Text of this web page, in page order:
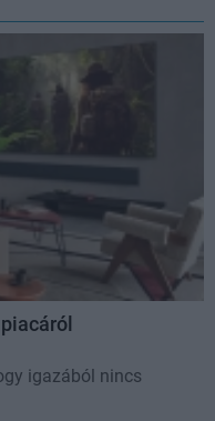
igazából nincs